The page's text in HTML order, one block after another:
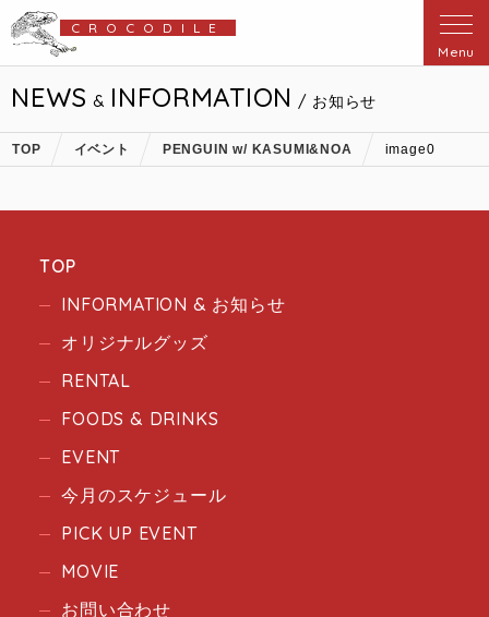
CROCODILE
Menu
NEWS & INFORMATION / お知らせ
TOP イベント PENGUIN w/ KASUMI&NOA image0
TOP
INFORMATION & お知らせ
オリジナルグッズ
RENTAL
FOODS & DRINKS
EVENT
今月のスケジュール
PICK UP EVENT
MOVIE
お問い合わせ